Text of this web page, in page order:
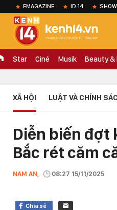
EMAGAZINE ID.14
Star Ciné Musik Beauty &
XÃ HỘI LUẬT VÀ CHÍNH
Diễn biến đợt
Bắc rét căm
NAM AN, 08:27 15/11/2025
Chia sẻ